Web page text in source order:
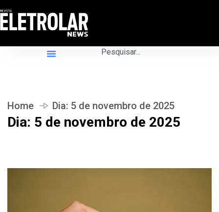
Home Dia: 5 de novembro de 2025
Dia: 5 de novembro de 2025